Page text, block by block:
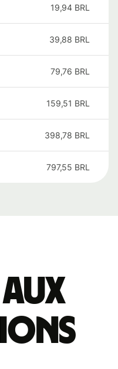
19,94 BRL
39,88 BRL
79,76 BRL
159,51 BRL
398,78 BRL
797,55 BRL